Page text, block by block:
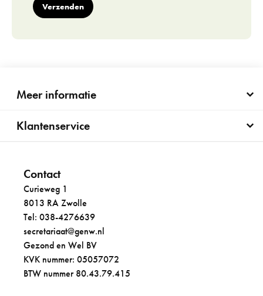
Verzenden
Meer informatie
Klantenservice
Contact
Curieweg 1
8013 RA Zwolle
Tel: 038-4276639
secretariaat@genw.nl
Gezond en Wel BV
KVK nummer: 05057072
BTW nummer 80.43.79.415